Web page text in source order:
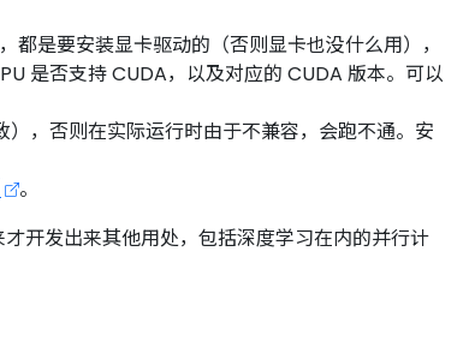
是要安装显卡驱动的（否则显卡也没什么用），
是否支持 CUDA，以及对应的 CUDA 版本。可以
，否则在实际运行时由于不兼容，会跑不通。安
。
开发出来其他用处，包括深度学习在内的并行计